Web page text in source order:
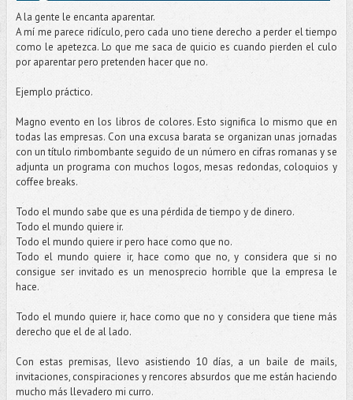
A la gente le encanta aparentar.
A mí me parece ridículo, pero cada uno tiene derecho a perder el tiempo
como le apetezca. Lo que me saca de quicio es cuando pierden el culo
por aparentar pero pretenden hacer que no.
Ejemplo práctico.
Magno evento en los libros de colores. Esto significa lo mismo que en
todas las empresas. Con una excusa barata se organizan unas jornadas
con un título rimbombante seguido de un número en cifras romanas y se
adjunta un programa con muchos logos, mesas redondas, coloquios y
coffee breaks.
Todo el mundo sabe que es una pérdida de tiempo y de dinero.
Todo el mundo quiere ir.
Todo el mundo quiere ir pero hace como que no.
Todo el mundo quiere ir, hace como que no, y considera que si no
consigue ser invitado es un menosprecio horrible que la empresa le
hace.
Todo el mundo quiere ir, hace como que no y considera que tiene más
derecho que el de al lado.
Con estas premisas, llevo asistiendo 10 días, a un baile de mails,
invitaciones, conspiraciones y rencores absurdos que me están haciendo
mucho más llevadero mi curro.